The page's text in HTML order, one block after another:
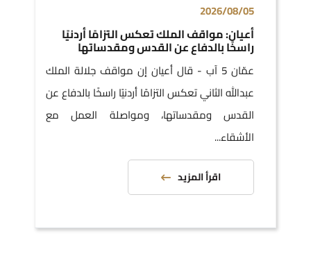
2026/08/05
أعيان: مواقف الملك تعكس التزامًا أردنيًا
راسخًا بالدفاع عن القدس ومقدساتها
عمّان 5 آب - قال أعيان إن مواقف جلالة الملك
عبدالله الثاني تعكس التزامًا أردنيًا راسخًا بالدفاع عن
القدس ومقدساتها، ومواصلة العمل مع
الأشقاء...
اقرأ المزيد